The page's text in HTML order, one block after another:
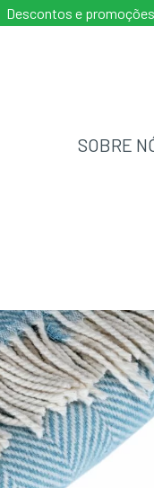
Descontos e promoções
SOBRE